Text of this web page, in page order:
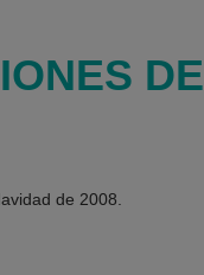
DE
de 2008.